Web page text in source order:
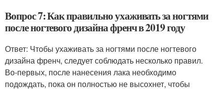
Вопрос 7: Как правильно ухаживать за ногтями
после ногтевого дизайна френч в 2019 году
Ответ: Чтобы ухаживать за ногтями после ногтевого
дизайна френч, следует соблюдать несколько правил.
Во-первых, после нанесения лака необходимо
подождать, пока он полностью не высохнет, чтобы